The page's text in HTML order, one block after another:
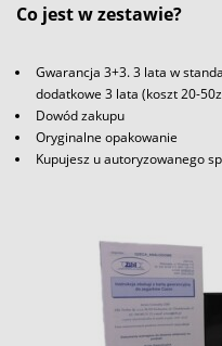
Co jest w zestawie?
Gwarancja 3+3. 3 lata w
dodatkowe 3 lata (koszt 20-
Dowód zakupu
Oryginalne opakowanie
Kupujesz u autoryzowanego